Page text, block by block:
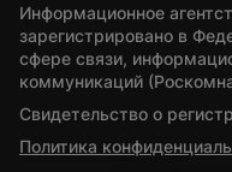
Информационное
зарегистрировано в
сфере связи,
коммуникаций
Свидетельство о
Политика